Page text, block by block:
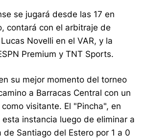
se jugará desde las 17 en
contará con el arbitraje de
Novelli en el VAR, y la
Premium y TNT Sports.
su mejor momento del torneo
a Barracas Central con un
visitante. El "Pincha", en
instancia luego de eliminar a
de Santiago del Estero por 1 a 0